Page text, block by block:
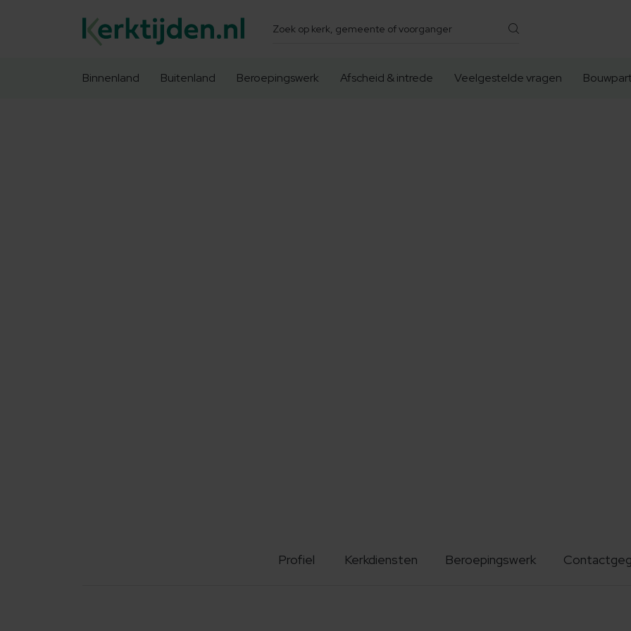
Zoeken
Binnenland Buitenland Beroepingswerk Afscheid & intrede Veelgestelde vragen
Profiel Kerkdiensten Beroepingswerk